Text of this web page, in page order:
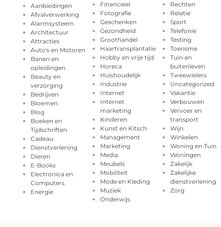
Aanbiedingen
Afvalverwerking
Alarmsysteem
Architectuur
Attracties
Auto's en Motoren
Banen en
opleidingen
Beauty en
verzorging
Bedrijven
Bloemen
Blog
Boeken en
Tijdschriften
Cadeau
Dienstverlening
Dieren
E-Books
Electronica en
Computers
Energie
Financieel
Fotografie
Geschenken
Gezondheid
Groothandel
Haartransplantatie
Hobby en vrije tijd
Horeca
Huishoudelijk
Industrie
Internet
Internet
marketing
Kinderen
Kunst en Kitsch
Management
Marketing
Media
Meubels
Mobiliteit
Mode en Kleding
Muziek
Onderwijs
Rechten
Relatie
Sport
Telefonie
Testing
Toerisme
Tuin en
buitenleven
Tweewielers
Uncategorized
Vakantie
Verbouwen
Vervoer en
transport
Wijn
Winkelen
Woning en Tuin
Woningen
Zakelijk
Zakelijke
dienstverlening
Zorg